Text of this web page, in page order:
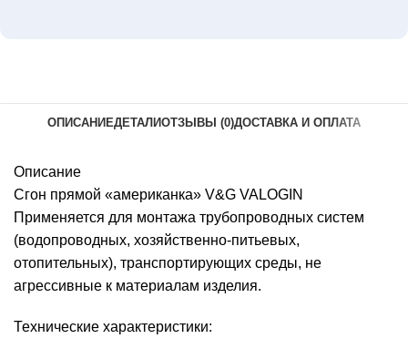
ОПИСАНИЕДЕТАЛИОТЗЫВЫ (0)ДОСТАВКА И ОПЛАТА
Описание
Сгон прямой «американка» V&G VALOGIN
Применяется для монтажа трубопроводных систем
(водопроводных, хозяйственно-питьевых,
отопительных), транспортирующих среды, не
агрессивные к материалам изделия.
Технические характеристики: